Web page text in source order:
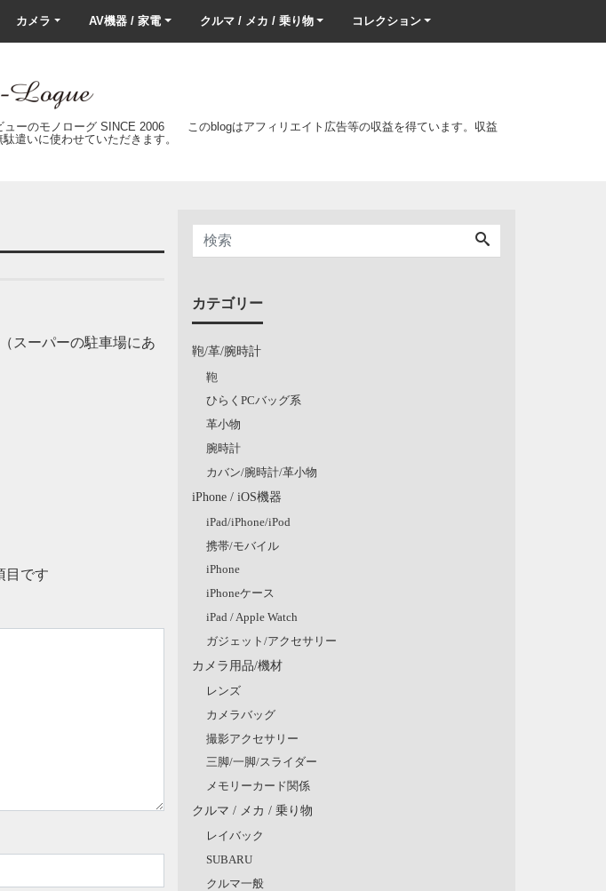
カメラ AV機器 / 家電 クルマ / メカ / 乗り物 コレクション
ーのモノローグ SINCE 2006 このblogはアフィリエイト広告等の収益を得ています。収益
遣いに使わせていただきます。
スーパーの駐車場にあ
目です
カテゴリー
鞄/革/腕時計
鞄
ひらくPCバッグ系
革小物
腕時計
カバン/腕時計/革小物
iPhone / iOS機器
iPad/iPhone/iPod
携帯/モバイル
iPhone
iPhoneケース
iPad / Apple Watch
ガジェット/アクセサリー
カメラ用品/機材
レンズ
カメラバッグ
撮影アクセサリー
三脚/一脚/スライダー
メモリーカード関係
クルマ / メカ / 乗り物
レイバック
SUBARU
クルマ一般